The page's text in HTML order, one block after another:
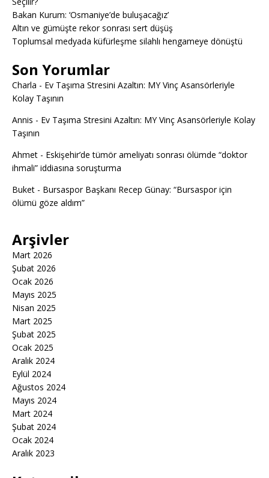
Bakan Kurum: ‘Osmaniye’de buluşacağız’
Altın ve gümüşte rekor sonrası sert düşüş
Toplumsal medyada küfürleşme silahlı hengameye dönüştü
Son Yorumlar
Charla - Ev Taşıma Stresini Azaltın: MY Vinç Asansörleriyle
Kolay Taşının
Annis - Ev Taşıma Stresini Azaltın: MY Vinç Asansörleriyle Kolay
Taşının
Ahmet - Eskişehir’de tümör ameliyatı sonrası ölümde “doktor
ihmali” iddiasına soruşturma
Buket - Bursaspor Başkanı Recep Günay: “Bursaspor için
ölümü göze aldım”
Arşivler
Mart 2026
Şubat 2026
Ocak 2026
Mayıs 2025
Nisan 2025
Mart 2025
Şubat 2025
Ocak 2025
Aralık 2024
Eylül 2024
Ağustos 2024
Mayıs 2024
Mart 2024
Şubat 2024
Ocak 2024
Aralık 2023